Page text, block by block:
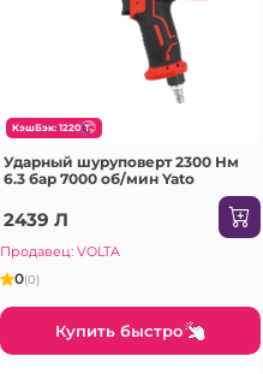
КэшБэк: 1220
Ударный шуруповерт 2300 Нм
6.3 бар 7000 об/мин Yato
2439 Л
Продавец: VOLTA
0(0)
Купить быстро